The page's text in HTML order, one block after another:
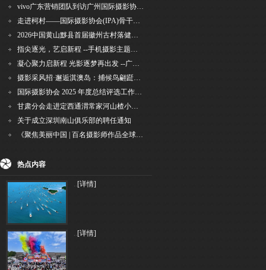
vivo广东营销团队到访广州国际摄影协会 共商合作事宜
走进柯村——国际摄影协会(IPA)骨干采风安徽行之6
2026中国黄山黟县首届徽州古村落健康跑圆满举行
指尖逐光，艺启新程 --手机摄影主题讲座在市老年干部大学圆满落幕
凝心聚力启新程 光影逐梦再出发 --广州国际摄影协会2026年首次会长秘书长会议召开
摄影采风招·邂逅淇澳岛：捕候鸟翩跹，寻古村烟火，追海上霞光
国际摄影协会 2025 年度总结评选工作的通知
甘肃分会走进定西通渭常家河山楂小镇旅游景区开展"红果满枝迎丰岁·山楂小镇庆佳节"为主
关于成立深圳南山俱乐部的聘任通知
《聚焦美丽中国 | 百名摄影师作品全球巡回展》（晋中）开幕新闻通稿
热点内容
..[详情]
..[详情]